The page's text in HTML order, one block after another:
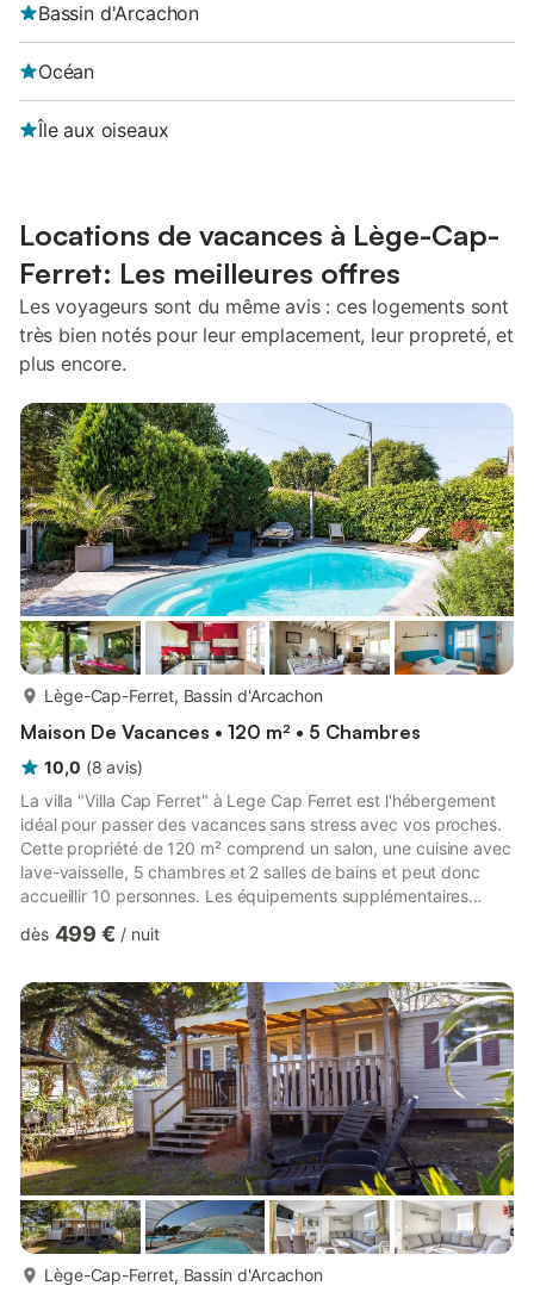
Bassin d'Arcachon
Océan
Île aux oiseaux
Locations de vacances à Lège-Cap-
Ferret: Les meilleures offres
Les voyageurs sont du même avis : ces logements sont
très bien notés pour leur emplacement, leur propreté, et
plus encore.
Lège-Cap-Ferret, Bassin d'Arcachon
Maison De Vacances • 120 m² • 5 Chambres
10,0 (8 avis)
La villa "Villa Cap Ferret" à Lege Cap Ferret est l'hébergement
idéal pour passer des vacances sans stress avec vos proches.
Cette propriété de 120 m² comprend un salon, une cuisine avec
lave-vaisselle, 5 chambres et 2 salles de bains et peut donc
accueillir 10 personnes. Les équipements supplémentaires
machine à laver. Un lit bébé est également disponible. La villa
toute l'année et chauffée d'avril à septembre, une terrasse
couverte, une terrasse ouverte et un bal...
dès 499 € / nuit
Lège-Cap-Ferret, Bassin d'Arcachon